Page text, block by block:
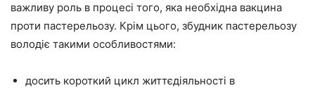
важливу роль в процесі того, яка необхідна вакцина
проти пастерельозу. Крім цього, збудник пастерельозу
володіє такими особливостями:
досить короткий цикл життєдіяльності в